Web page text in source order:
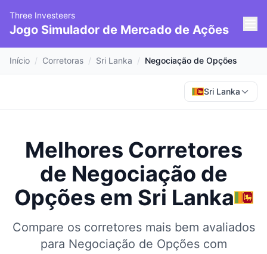
Three Investeers
Jogo Simulador de Mercado de Ações
Início / Corretoras / Sri Lanka / Negociação de Opções
Sri Lanka
Melhores Corretores
de Negociação de
Opções em Sri Lanka
Compare os corretores mais bem avaliados
para Negociação de Opções com